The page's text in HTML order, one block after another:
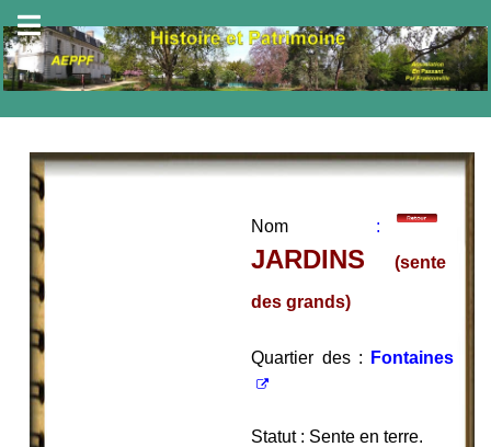
Nom :
JARDINS (sente
des grands)
Quartier des : Fontaines
Statut : Sente en terre.